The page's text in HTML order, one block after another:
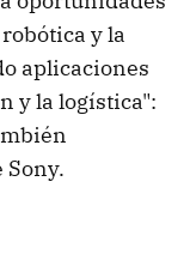
y la
aplicaciones
y la logística":
Sony.